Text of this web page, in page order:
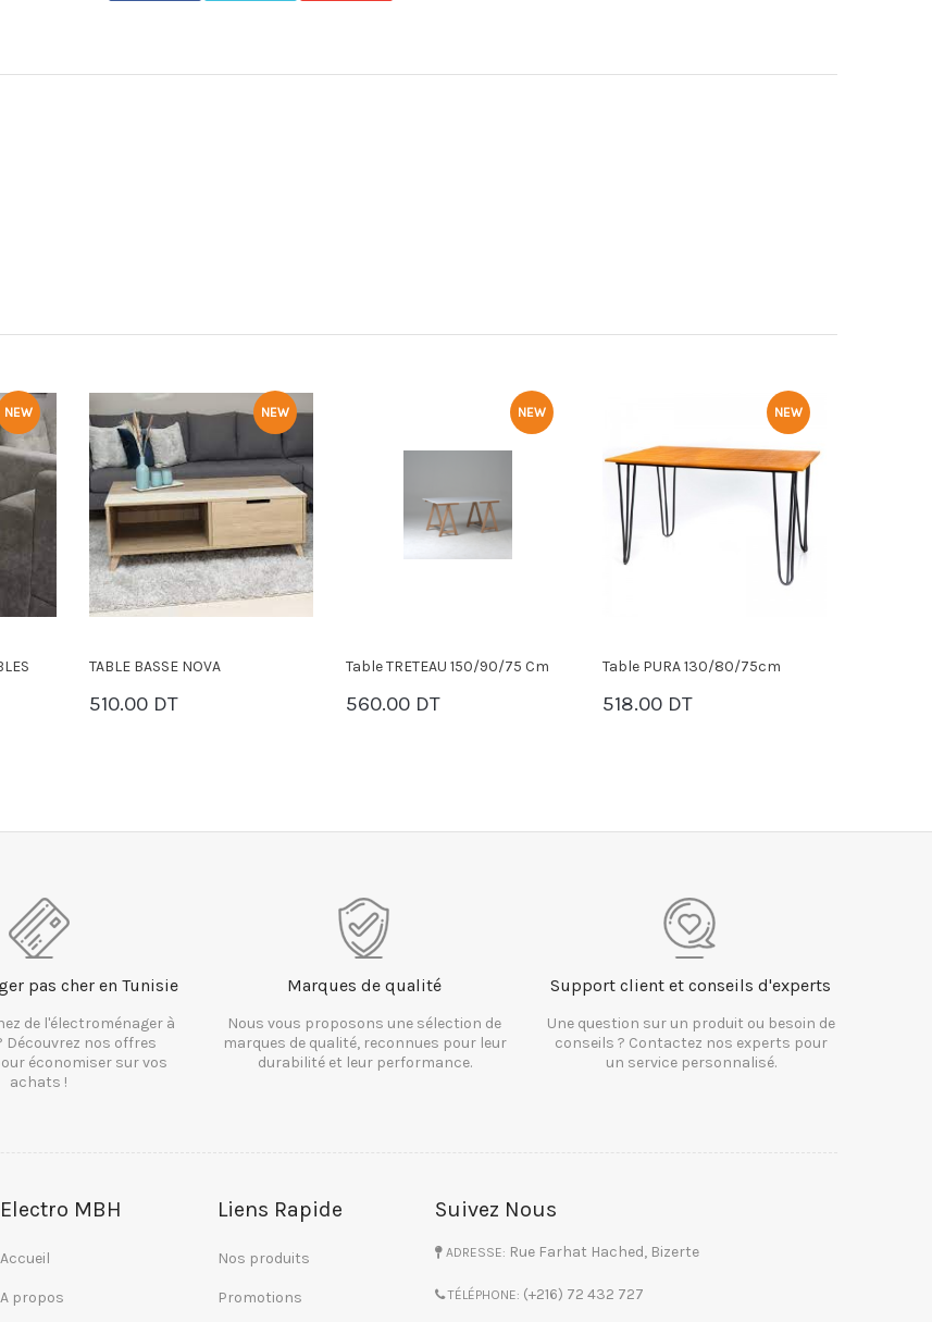
NEW NEW
TABLE BASSE NOVA
510.00 DT
PANIER
NEW
Table TRETEAU 150/90/75 Cm
560.00 DT
PANIER
NEW
Table PURA 130/80/75cm
518.00 DT
PANIER
pas cher en Tunisie
de l'électroménager à
Découvrez nos offres
économiser sur vos
achats !
Marques de qualité
Nous vous proposons une sélection de
marques de qualité, reconnues pour leur
durabilité et leur performance.
Support client et conseils d'experts
Une question sur un produit ou besoin de
conseils ? Contactez nos experts pour
un service personnalisé.
Electro MBH
Accueil
A propos
Liens Rapide
Nos produits
Promotions
Suivez Nous
ADRESSE: Rue Farhat Hached, Bizerte
TÉLÉPHONE: (+216) 72 432 727